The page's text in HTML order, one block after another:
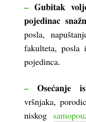
–Gubitak
pojedinac
posla,
fakulteta,
pojedinca.
–Osećanje
vršnjaka,
niskog